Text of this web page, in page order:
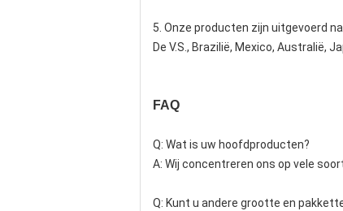
5. Onze producten zijn uitgevoerd
De V.S., Brazilië, Mexico, Australië,
FAQ
Q: Wat is uw hoofdproducten?
A: Wij concentreren ons op vele
Q: Kunt u andere grootte en